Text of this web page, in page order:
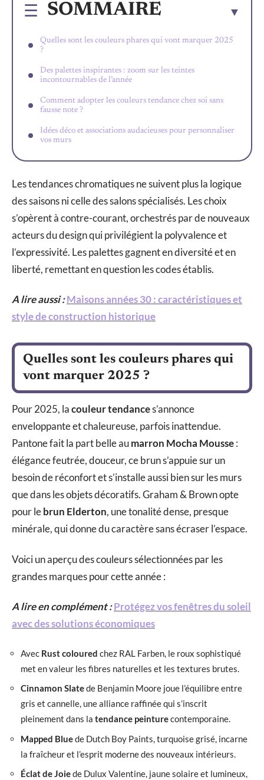
SOMMAIRE
Quelles sont les couleurs phares qui vont marquer 2025
?
Des palettes inspirantes : zoom sur les teintes
incontournables de l’année
Comment adopter les couleurs tendance chez soi sans
fausse note ?
Idées déco et associations audacieuses pour personnaliser
vos murs
Les tendances chromatiques ne suivent plus la logique
des saisons ni celle des salons spécialisés. Les choix
s’opèrent à contre-courant, orchestrés par de nouveaux
acteurs du design qui privilégient la polyvalence et
l’expressivité. Les palettes gagnent en diversité et en
liberté, remettant en question les codes établis.
A lire aussi :Maisons années 30 : caractéristiques et
style de construction historique
Quelles sont les couleurs phares qui
vont marquer 2025 ?
Pour 2025, lacouleur tendances’annonce
enveloppante et chaleureuse, parfois inattendue.
Pantone fait la part belle aumarron Mocha Mousse:
élégance feutrée, douceur, ce brun s’appuie sur un
besoin de réconfort et s’installe aussi bien sur les murs
que dans les objets décoratifs. Graham & Brown opte
pour lebrun Elderton, une tonalité dense, presque
minérale, qui donne du caractère sans écraser l’espace.
Voici un aperçu des couleurs sélectionnées par les
grandes marques pour cette année :
A lire en complément :Protégez vos fenêtres du soleil
avec des solutions économiques
Avec Rust coloured chez RAL Farben, le roux sophistiqué
met en valeur les fibres naturelles et les textures brutes.
Cinnamon Slatede Benjamin Moore joue l’équilibre entre
gris et cannelle, une alliance raffinée qui s’inscrit
pleinement dans la tendance peinturecontemporaine.
Mapped Bluede Dutch Boy Paints, turquoise grisé, incarne
la fraîcheur et l’esprit moderne des nouveaux intérieurs.
Éclat de Joiede Dulux Valentine, jaune solaire et lumineux,